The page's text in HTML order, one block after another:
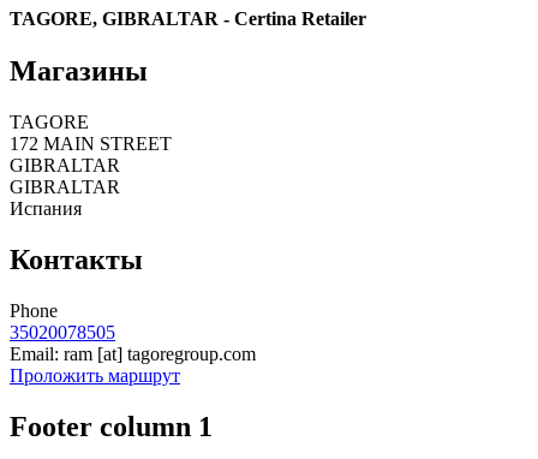
TAGORE, GIBRALTAR - Certina Retailer
Магазины
TAGORE
172 MAIN STREET
GIBRALTAR
GIBRALTAR
Испания
Контакты
Phone
35020078505
Email: ram [at] tagoregroup.com
Проложить маршрут
Footer column 1